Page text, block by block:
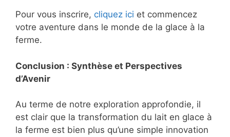
Pour vous inscrire, cliquez ici et commencez
votre aventure dans le monde de la glace à la
ferme.
Conclusion : Synthèse et Perspectives
d’Avenir
Au terme de notre exploration approfondie, il
est clair que la transformation du lait en glace à
la ferme est bien plus qu’une simple innovation